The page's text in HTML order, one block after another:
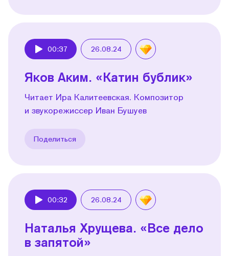
00:37 26.08.24
Яков Аким. «Катин бублик»
Читает Ира Калитеевская. Композитор
и звукорежиссер Иван Бушуев
Поделиться
00:32 26.08.24
Наталья Хрущева. «Все дело
в запятой»